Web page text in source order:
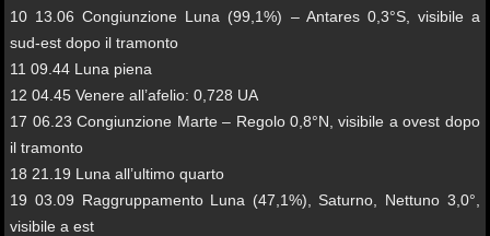
10 13.06 Congiunzione Luna (99,1%) – Antares 0,3°S, visibile a
sud-est dopo il tramonto
11 09.44 Luna piena
12 04.45 Venere all’afelio: 0,728 UA
17 06.23 Congiunzione Marte – Regolo 0,8°N, visibile a ovest dopo
il tramonto
18 21.19 Luna all’ultimo quarto
19 03.09 Raggruppamento Luna (47,1%), Saturno, Nettuno 3,0°,
visibile a est